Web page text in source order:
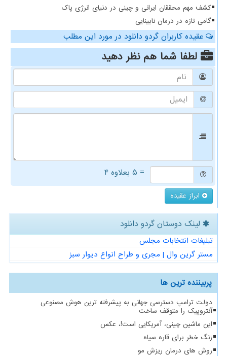
کشف مهم محققان ایرانی و چینی در دنیای انرژی پاک
گامی تازه در درمان نابینایی
عقیده کاربران گردو دانلود در مورد این مطلب
لطفا شما همنظر دهید
= ۵ بعلاوه ۴
ابراز عقیده
لینک دوستان گردو دانلود
تبلیغات انتخابات مجلس
مستر گرین وال | مجری و طراح انواع دیوار سبز
پربیننده ترین ها
دولت ترامپ دسترسی جهانی به پیشرفته ترین هوش مصنوعی
آنتروپیک را متوقف ساخت
این ماشین چینی، آمریکایی است!، عکس
زنگ خطر برای قاره سیاه
روش های درمان ریزش مو